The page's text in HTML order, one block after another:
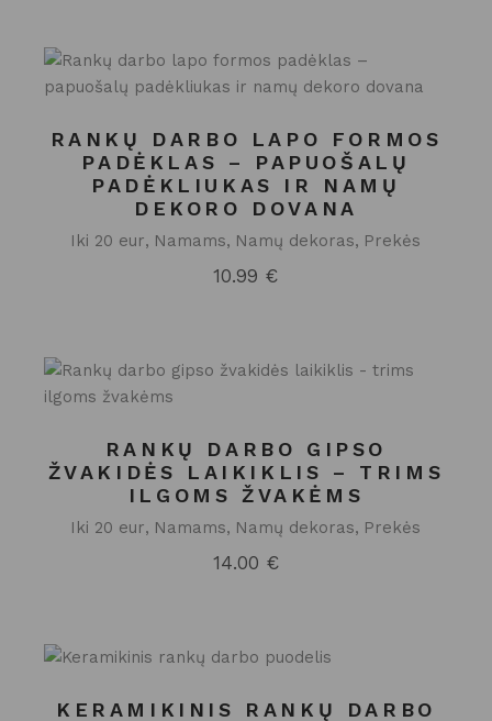
RANKŲ DARBO LAPO FORMOS
PADĖKLAS – PAPUOŠALŲ
PADĖKLIUKAS IR NAMŲ
DEKORO DOVANA
Iki 20 eur Namams Namų dekoras Prekės
10.99 €
RANKŲ DARBO GIPSO
ŽVAKIDĖS LAIKIKLIS – TRIMS
ILGOMS ŽVAKĖMS
Iki 20 eur Namams Namų dekoras Prekės
14.00 €
KERAMIKINIS RANKŲ DARBO